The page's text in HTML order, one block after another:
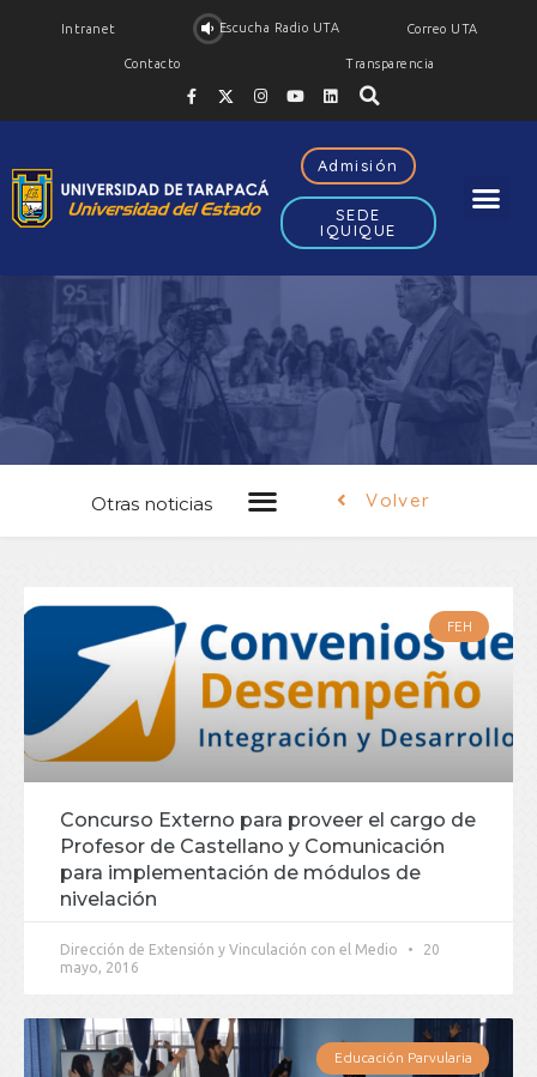
Intranet Escucha Radio UTA Correo UTA
Contacto Transparencia
Admisión
SEDE
IQUIQUE
NoticiasFEH
Otras noticias Volver
FEH
Concurso Externo para proveer el cargo de
Profesor de Castellano y Comunicación
para implementación de módulos de
nivelación
Dirección de Extensión y Vinculación con el Medio
20
mayo, 2016
Educación Parvularia